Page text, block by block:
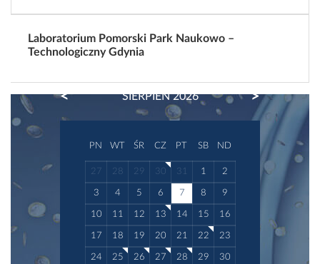
Laboratorium Pomorski Park Naukowo –
Technologiczny Gdynia
SIERPIEŃ 2026
PREVIOUS NEXT
PN WT ŚR CZ PT SB ND
27 28 29 30 31 1 2
3 4 5 6 7 8 9
10 11 12 13 14 15 16
17 18 19 20 21 22 23
24 25 26 27 28 29 30